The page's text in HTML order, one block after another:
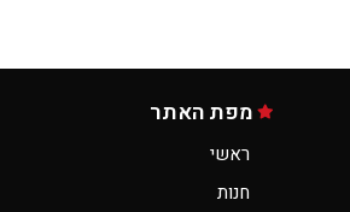
מפת האתר
ראשי
חנות